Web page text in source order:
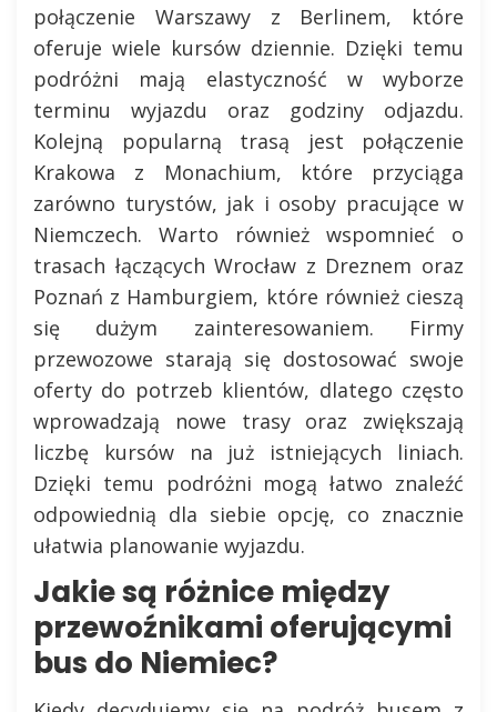
połączenie Warszawy z Berlinem, które
oferuje wiele kursów dziennie. Dzięki temu
podróżni mają elastyczność w wyborze
terminu wyjazdu oraz godziny odjazdu.
Kolejną popularną trasą jest połączenie
Krakowa z Monachium, które przyciąga
zarówno turystów, jak i osoby pracujące w
Niemczech. Warto również wspomnieć o
trasach łączących Wrocław z Dreznem oraz
Poznań z Hamburgiem, które również cieszą
się dużym zainteresowaniem. Firmy
przewozowe starają się dostosować swoje
oferty do potrzeb klientów, dlatego często
wprowadzają nowe trasy oraz zwiększają
liczbę kursów na już istniejących liniach.
Dzięki temu podróżni mogą łatwo znaleźć
odpowiednią dla siebie opcję, co znacznie
ułatwia planowanie wyjazdu.
Jakie są różnice między
przewoźnikami oferującymi
bus do Niemiec?